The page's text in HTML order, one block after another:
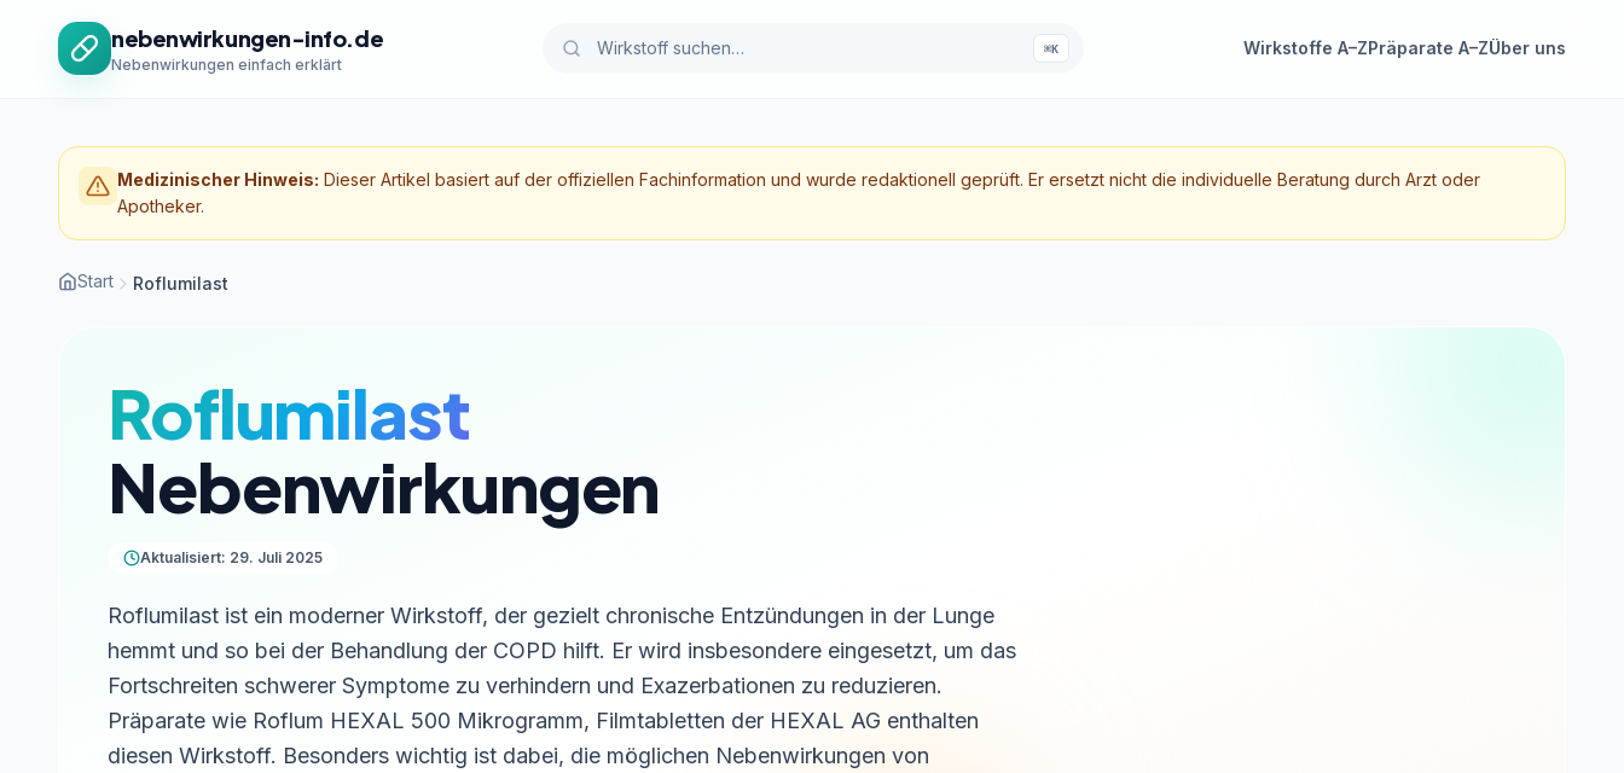
nebenwirkungen-info.de
Nebenwirkungen einfach erklärt
⌘K Wirkstoffe A–ZPräparate A–ZÜber uns
Medizinischer Hinweis: Dieser Artikel basiert auf der offiziellen Fachinformation und wurde redaktionell geprüft. Er ersetzt nicht die individuelle Beratung durch Arzt oder
Apotheker.
Start Roflumilast
Roflumilast
Nebenwirkungen
Aktualisiert: 29. Juli 2025
Roflumilast ist ein moderner Wirkstoff, der gezielt chronische Entzündungen in der Lunge
hemmt und so bei der Behandlung der COPD hilft. Er wird insbesondere eingesetzt, um das
Fortschreiten schwerer Symptome zu verhindern und Exazerbationen zu reduzieren.
Präparate wie Roflum HEXAL 500 Mikrogramm, Filmtabletten der HEXAL AG enthalten
diesen Wirkstoff. Besonders wichtig ist dabei, die möglichen Nebenwirkungen von